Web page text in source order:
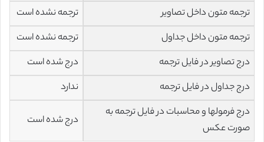
ترجمه متون داخل تصاویر
ترجمه نشده است
ترجمه متون داخل جداول
ترجمه نشده است
درج تصاویر در فایل ترجمه
درج شده است
درج جداول در فایل ترجمه
ندارد
درج فرمولها و محاسبات در فایل ترجمه به
صورت عکس
درج شده است